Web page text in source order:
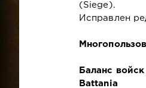
(Siege).
Исправлен
Баланс войск
Battania